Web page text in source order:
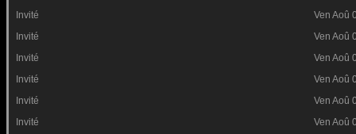
Invité
Ven Aoû
Invité
Ven Aoû
Invité
Ven Aoû
Invité
Ven Aoû
Invité
Ven Aoû
Invité
Ven Aoû